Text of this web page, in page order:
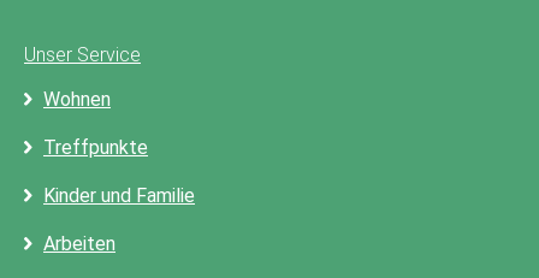
Unser Service
Wohnen
Treffpunkte
Kinder und Familie
Arbeiten